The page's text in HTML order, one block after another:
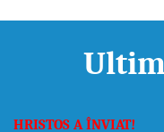
HRISTOS A ÎNVIAT!